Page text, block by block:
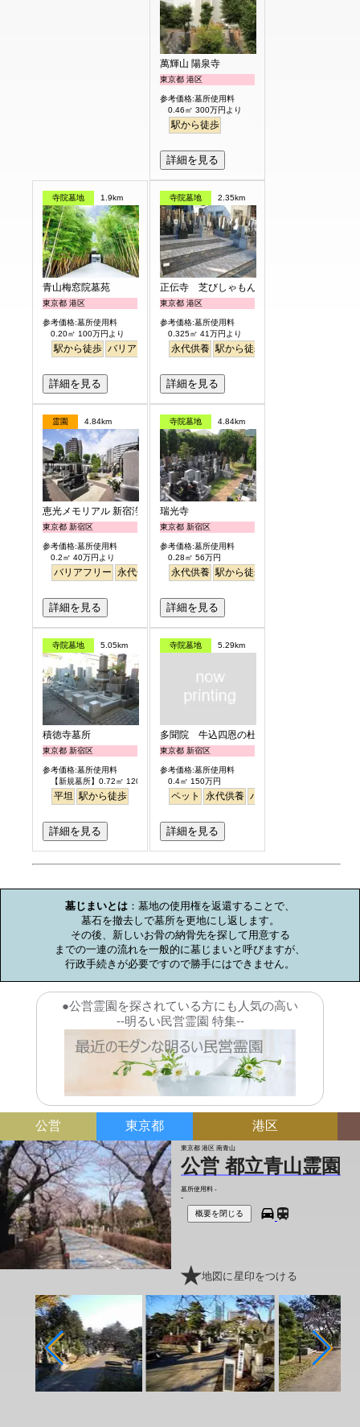
萬輝山 陽泉寺
東京都 港区
参考価格:墓所使用料
0.46㎡ 300万円より
駅から徒歩
詳細を見る
寺院墓地 1.9km
青山梅窓院墓苑
東京都 港区
参考価格:墓所使用料
0.20㎡ 100万円より
駅から徒歩 バリアフリー 永代供養 樹木葬 明るい
詳細を見る
寺院墓地 2.35km
正伝寺 芝びしゃもん浄苑
東京都 港区
参考価格:墓所使用料
0.325㎡ 41万円より
永代供養 駅から徒歩
詳細を見る
霊園 4.84km
恵光メモリアル 新宿浄苑
東京都 新宿区
参考価格:墓所使用料
0.2㎡ 40万円より
バリアフリー 永代供養 駅から徒歩
詳細を見る
寺院墓地 4.84km
瑞光寺
東京都 新宿区
参考価格:墓所使用料
0.28㎡ 56万円
永代供養 駅から徒歩
詳細を見る
寺院墓地 5.05km
積徳寺墓所
東京都 新宿区
参考価格:墓所使用料
【新規墓所】0.72㎡ 120万円
平坦 駅から徒歩
詳細を見る
寺院墓地 5.29km
多聞院 牛込四恩の杜
東京都 新宿区
参考価格:墓所使用料
0.4㎡ 150万円
ペット 永代供養 バリアフリー
詳細を見る
墓じまいとは ：墓地の使用権を返還することで、
墓石を撤去しで墓所を更地にし返します。
その後、新しいお骨の納骨先を探して用意する
までの一連の流れを一般的に墓じまいと呼びますが、
行政手続きが必要ですので勝手にはできません。
●公営霊園を探されている方にも人気の高い
--明るい民営霊園 特集--
公営 東京都 港区
東京都 港区 南青山
公営 都立青山霊園
墓所使用料 -
-
概要を閉じる
地図に星印をつける